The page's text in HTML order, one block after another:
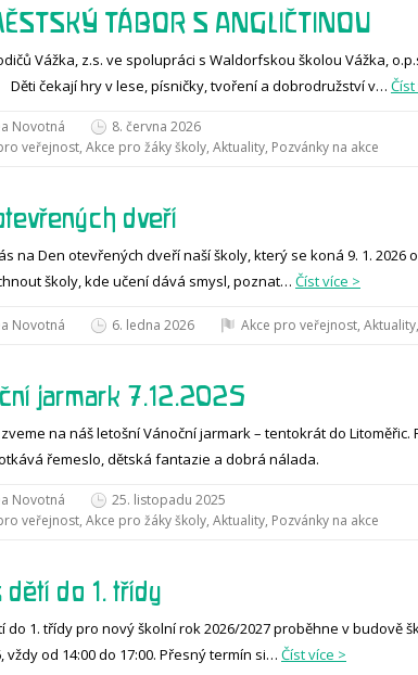
TÁBOR S ANGLIČTINOU
Vážka, z.s. ve spolupráci s Waldorfskou školou Vážka,
čekají hry v lese, písničky, tvoření a dobrodružství v…
Novotná
8. června 2026
veřejnost, Akce pro žáky školy, Aktuality, Pozvánky na akce
dveří
na Den otevřených dveří naší školy, který se koná 9. 1. 2026
školy, kde učení dává smysl, poznat… Číst více >
Novotná 6. ledna 2026 Akce pro veřejnost, Aktuality,
jarmark 7.12.2025
na náš letošní Vánoční jarmark – tentokrát do
řemeslo, dětská fantazie a dobrá nálada.
Novotná
25. listopadu 2025
veřejnost, Akce pro žáky školy, Aktuality, Pozvánky na akce
dětí do 1. třídy
do 1. třídy pro nový školní rok 2026/2027 proběhne v budově
vždy od 14:00 do 17:00. Přesný termín si… Číst více >